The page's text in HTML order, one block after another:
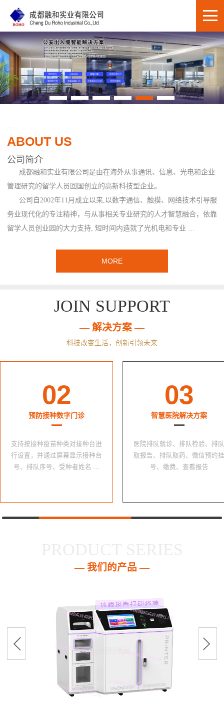
ABOUT US
公司简介
成都融和实业有限公司是由在海外从事通讯、信息、光电和企业
管理研究的留学人员回国创立的高新科技型企业。
公司自2002年11月成立以来,以数字通信、触摸、网络技术引导服
务业现代化的专注精神，与从事相关专业研究的人才智慧融合，依靠
留学人员创业园的大力支持, 短时间内造就了光机电和专业 …
MORE
JOIN SUPPORT
— 解决方案 —
科技改变生活，创新引领未来
02
预防接种数字门诊
支持按接种疫苗种类对接种台进
行设置，并通过屏幕显示接种台
号、排队序号、受种者姓名 …
03
智慧医院解决方案
医院排队就诊、排队检验、排队
取报告、排队取药、微信预约挂
号、缴费、查看报告
— 我们的产品 —